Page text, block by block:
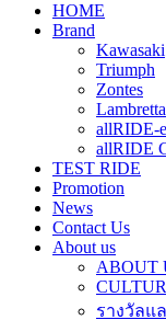
HOME
Brand
Kawasaki
Triumph
Zontes
Lambretta
allRIDE-e
allRIDE
TEST RIDE
Promotion
News
Contact Us
About us
ABOUT
รางวัลแ